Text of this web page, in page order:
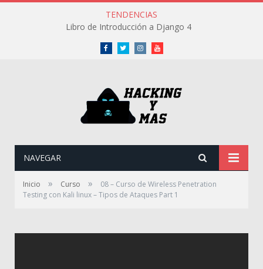
TENDENCIAS
Libro de Introducción a Django 4
FacebookTwitterInstagramYoutube
NAVEGAR
Inicio » Curso »
08 – Curso de Wireless Penetration
Testing con Kali linux – Tipos de Ataques Part 1